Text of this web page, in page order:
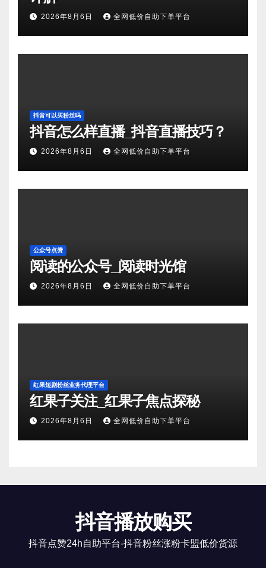
2026年8月6日 全网低价自助下单平台
抖音可以买粉丝吗
抖音怎么样直播_抖音直播技巧？
2026年8月6日 全网低价自助下单平台
公众号点赞
阅读的公众号_阅读时光馆
2026年8月6日 全网低价自助下单平台
红果短剧粉丝业务代理平台
红果子关注_红果子焦点探秘
2026年8月6日 全网低价自助下单平台
抖音播放购买
抖音点赞24h自助平台-抖音粉丝涨粉卡盟低价货源